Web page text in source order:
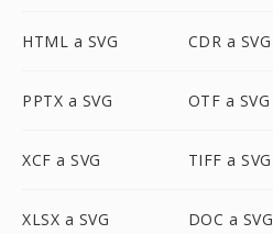
HTML a SVG CDR a SVG
PPTX a SVG OTF a SVG
XCF a SVG TIFF a SVG
XLSX a SVG DOC a SVG